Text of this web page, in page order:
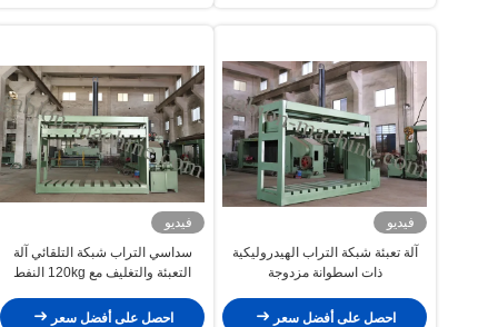
فيديو
آلة تعبئة شبكة التراب الهيدروليكية
ذات اسطوانة مزدوجة
احصل على أفضل سعر
فيديو
سداسي التراب شبكة التلقائي آلة
التعبئة والتغليف مع 120kg النفط
احصل على أفضل سعر